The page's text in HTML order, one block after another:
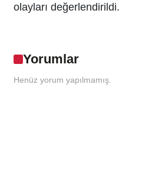
olayları değerlendirildi.
Yorumlar
Henüz yorum yapılmamış.